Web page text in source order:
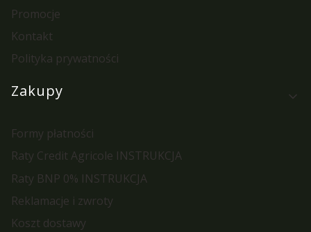
Promocje
Kontakt
Polityka prywatności
Zakupy
Formy płatności
Raty Credit Agricole INSTRUKCJA
Raty BNP 0% INSTRUKCJA
Reklamacje i zwroty
Koszt dostawy